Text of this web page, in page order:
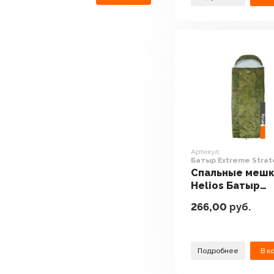
Артикул:
Батыр Extreme
SB-ST300-220x90
Спальные
Helios Батыр
SB-ST300-
266,00 руб.
Подробнее В